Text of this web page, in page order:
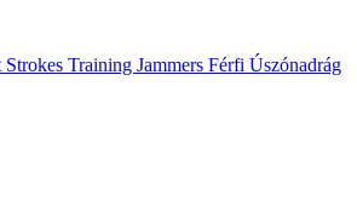
Training Jammers Férfi Úszónadrág